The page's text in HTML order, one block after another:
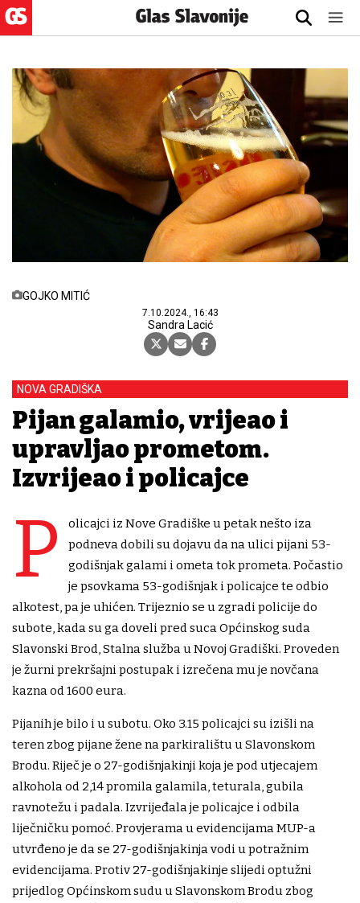
GOJKO MITIĆ
7.10.2024., 16:43
Sandra Lacić
NOVA GRADIŠKA
Pijan galamio, vrijeđao i
upravljao prometom.
Izvrijeđao i policajce
P
olicajci iz Nove Gradiške u petak nešto iza
podneva dobili su dojavu da na ulici pijani 53-
godišnjak galami i ometa tok prometa. Počastio
je psovkama 53-godišnjak i policajce te odbio
alkotest, pa je uhićen. Trijeznio se u zgradi policije do
subote, kada su ga doveli pred suca Općinskog suda
Slavonski Brod, Stalna služba u Novoj Gradiški. Proveden
je žurni prekršajni postupak i izrečena mu je novčana
kazna od 1600 eura.
Pijanih je bilo i u subotu. Oko 3.15 policajci su izišli na
teren zbog pijane žene na parkiralištu u Slavonskom
Brodu. Riječ je o 27-godišnjakinji koja je pod utjecajem
alkohola od 2,14 promila galamila, teturala, gubila
ravnotežu i padala. Izvrijeđala je policajce i odbila
liječničku pomoć. Provjerama u evidencijama MUP-a
utvrđeno je da se 27-godišnjakinja vodi u potražnim
evidencijama. Protiv 27-godišnjakinje slijedi optužni
prijedlog Općinskom sudu u Slavonskom Brodu zbog